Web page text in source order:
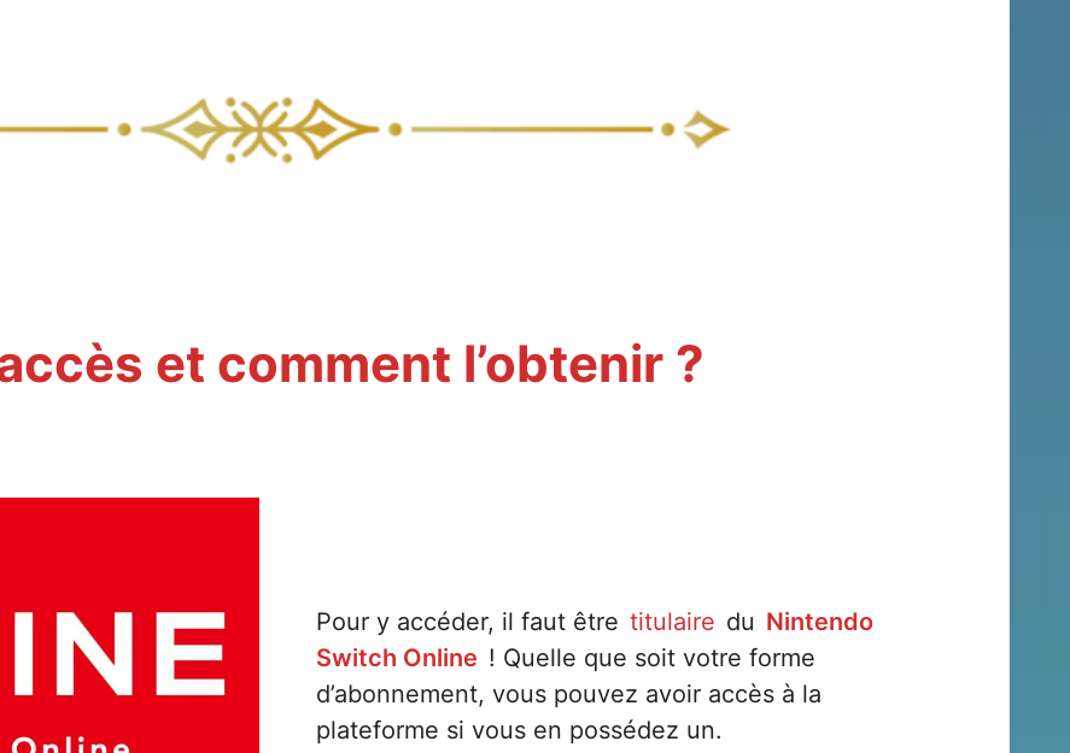
et comment l’obtenir ?
Pour y accéder, il faut être titulaire du Nintendo
Switch Online ! Quelle que soit votre forme
d’abonnement, vous pouvez avoir accès à la
plateforme si vous en possédez un.